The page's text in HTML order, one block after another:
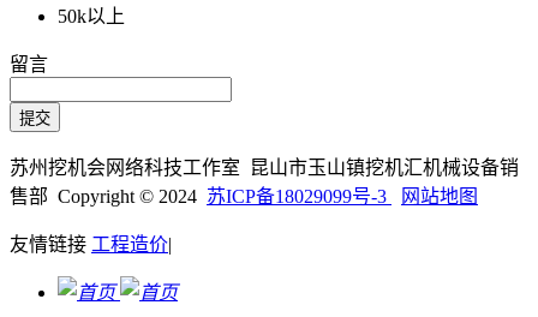
50k以上
留言
苏州挖机会网络科技工作室 昆山市玉山镇挖机汇机械设备销
售部 Copyright © 2024 苏ICP备18029099号-3 网站地图
友情链接 工程造价|